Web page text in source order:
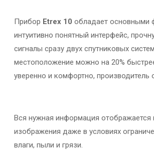
Прибор Etrex 10 обладает основными
интуитивно понятный интерфейс,
сигналы сразу двух спутниковых
местоположение можно на 20%
уверенно и комфортно, производитель
Вся нужная информация
изображения даже в условиях
влаги, пыли и грязи.